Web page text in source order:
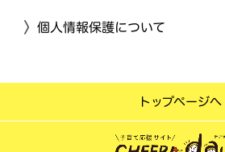
個人情報保護について
トップページへ